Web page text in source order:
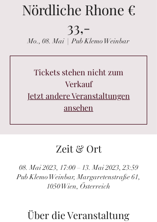
Nördliche Rhone €
33,-
Mo., 08. Mai
  |
Pub Klemo Weinbar
Tickets stehen nicht zum
Verkauf
Jetzt andere Veranstaltungen
ansehen
Zeit & Ort
08. Mai 2023, 17:00 – 13. Mai 2023, 23:59
Pub Klemo Weinbar, Margaretenstraße 61,
1050 Wien, Österreich
Über die Veranstaltung